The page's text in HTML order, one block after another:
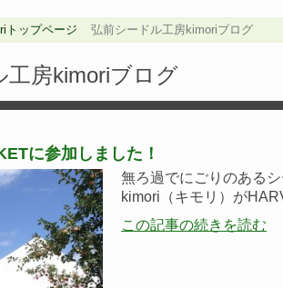
トップページ 弘前シードル工房kimoriブログ
工房kimoriブログ
に参加しました！
無ろ過でにごりのある
kimori（キモリ）が
この記事の続きを読む